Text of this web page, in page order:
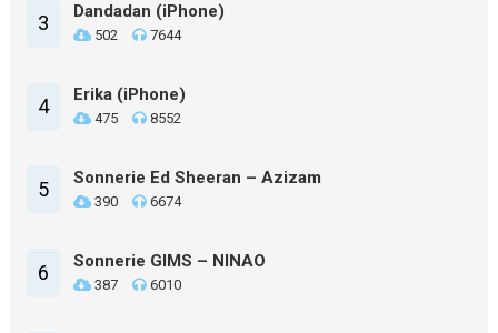
3 Dandadan (iPhone)
502 7644
4 Erika (iPhone)
475 8552
5 Sonnerie Ed Sheeran – Azizam
390 6674
6 Sonnerie GIMS – NINAO
387 6010